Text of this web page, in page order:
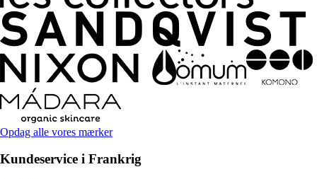
Opdag alle vores mærker
Kundeservice i Frankrig